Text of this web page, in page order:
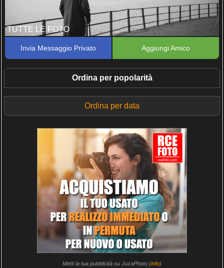
TUTTE LE FOTO
Invia Messaggio Privato Aggiungi Amico
Ordina per popolarità
Ordina per data
Metti la tua pubblicità su JuzaPhoto (info)